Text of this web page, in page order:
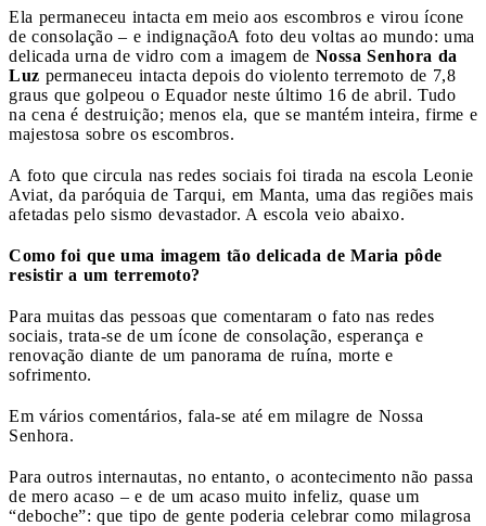
Ela permaneceu intacta em meio aos escombros e virou ícone
de consolação – e indignaçãoA foto deu voltas ao mundo: uma
delicada urna de vidro com a imagem de Nossa Senhora da
Luz permaneceu intacta depois do violento terremoto de 7,8
graus que golpeou o Equador neste último 16 de abril. Tudo
na cena é destruição; menos ela, que se mantém inteira, firme e
majestosa sobre os escombros.
A foto que circula nas redes sociais foi tirada na escola Leonie
Aviat, da paróquia de Tarqui, em Manta, uma das regiões mais
afetadas pelo sismo devastador. A escola veio abaixo.
Como foi que uma imagem tão delicada de Maria pôde
resistir a um terremoto?
Para muitas das pessoas que comentaram o fato nas redes
sociais, trata-se de um ícone de consolação, esperança e
renovação diante de um panorama de ruína, morte e
sofrimento.
Em vários comentários, fala-se até em milagre de Nossa
Senhora.
Para outros internautas, no entanto, o acontecimento não passa
de mero acaso – e de um acaso muito infeliz, quase um
“deboche”: que tipo de gente poderia celebrar como milagrosa